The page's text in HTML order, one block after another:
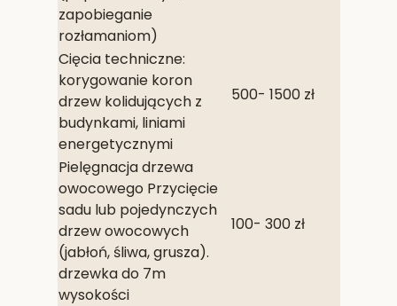
zapobieganie
rozłamaniom)
Cięcia techniczne:
korygowanie koron
drzew kolidujących z
budynkami, liniami
energetycznymi
500- 1500 zł
Pielęgnacja drzewa
owocowego Przycięcie
sadu lub pojedynczych
drzew owocowych
(jabłoń, śliwa, grusza).
drzewka do 7m
wysokości
100- 300 zł